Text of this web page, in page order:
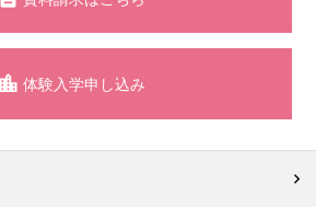
体験入学申し込み